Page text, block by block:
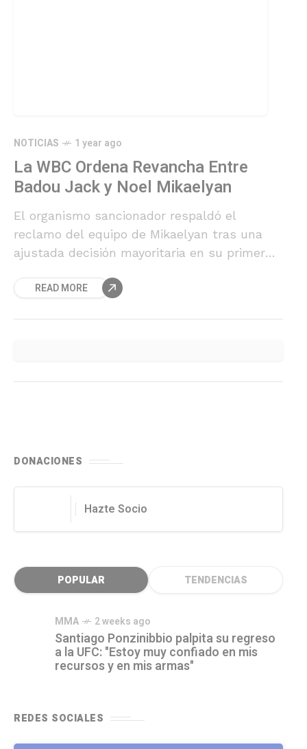
NOTICIAS 1 year ago
La WBC Ordena Revancha Entre
Badou Jack y Noel Mikaelyan
El organismo sancionador respaldó el
reclamo del equipo de Mikaelyan tras una
ajustada decisión mayoritaria en su primer
READ MORE
DONACIONES
Hazte Socio
POPULAR TENDENCIAS
MMA 2 weeks ago
Santiago Ponzinibbio palpita su regreso
a la UFC: "Estoy muy confiado en mis
recursos y en mis armas"
REDES SOCIALES